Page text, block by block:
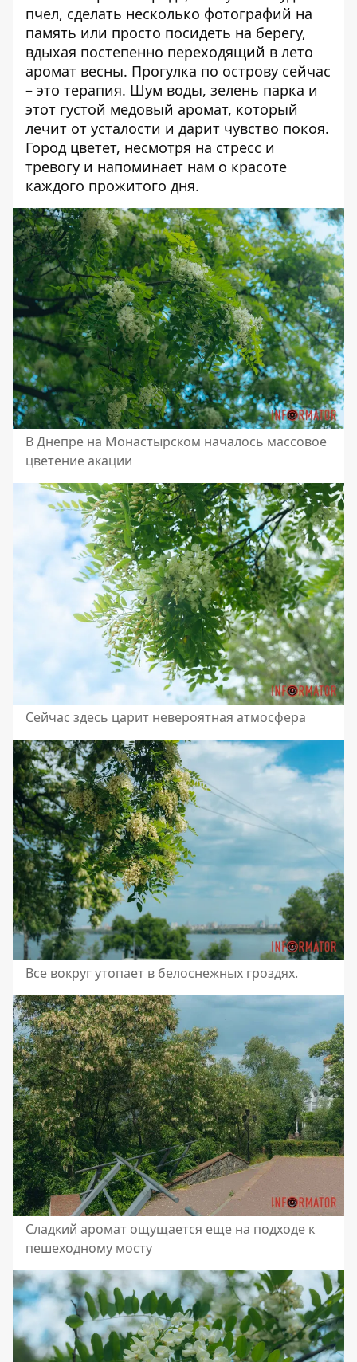
пчел, сделать несколько фотографий на
память или просто посидеть на берегу,
вдыхая постепенно переходящий в лето
аромат весны. Прогулка по острову сейчас
– это терапия. Шум воды, зелень парка и
этот густой медовый аромат, который
лечит от усталости и дарит чувство покоя.
Город цветет, несмотря на стресс и
тревогу и напоминает нам о красоте
каждого прожитого дня.
В Днепре на Монастырском началось массовое
цветение акации
Сейчас здесь царит невероятная атмосфера
Все вокруг утопает в белоснежных гроздях.
Сладкий аромат ощущается еще на подходе к
пешеходному мосту